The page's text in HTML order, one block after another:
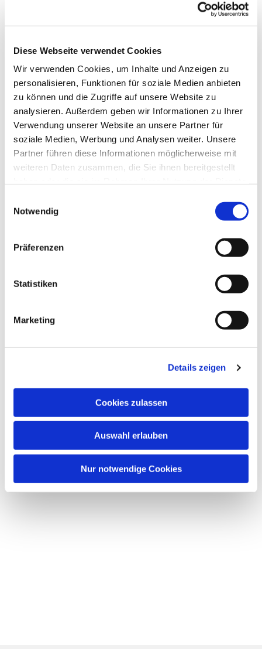
Diese Webseite verwendet Cookies
Wir verwenden Cookies, um Inhalte und Anzeigen zu
personalisieren, Funktionen für soziale Medien anbieten
zu können und die Zugriffe auf unsere Website zu
analysieren. Außerdem geben wir Informationen zu Ihrer
Verwendung unserer Website an unsere Partner für
soziale Medien, Werbung und Analysen weiter. Unsere
Partner führen diese Informationen möglicherweise mit
weiteren Daten zusammen, die Sie ihnen bereitgestellt
Notwendig
Präferenzen
Statistiken
Marketing
Details zeigen
Cookies zulassen
Auswahl erlauben
Nur notwendige Cookies